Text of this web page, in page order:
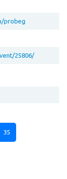
probeg
25806/
35